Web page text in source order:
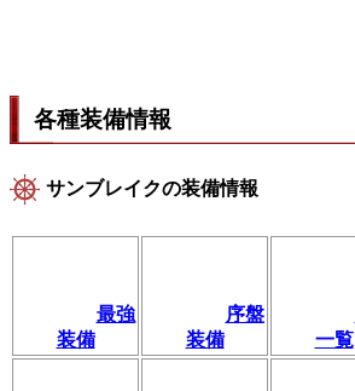
各種装備情報
サンブレイクの装備情報
最強
装備
序盤
装備
一覧